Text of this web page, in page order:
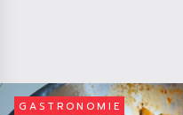
GASTRONOMIE